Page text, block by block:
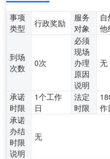
事项
类型
行政奖励
服务
对象
他
到场
次数
0次
必须
现场
办理
原因
说明
无
承诺
时限
1个工作
日
法定
时限
作
承诺
办结
时限
说明
无